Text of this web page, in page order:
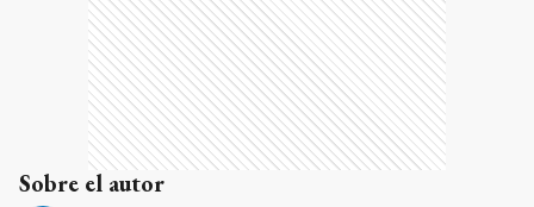
Sobre el autor